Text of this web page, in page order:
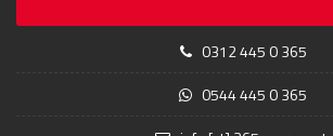
0312 445 0 365
0544 445 0 365